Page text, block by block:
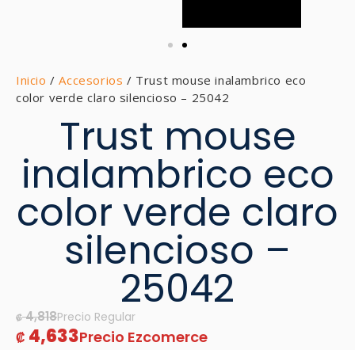
Inicio /Accesorios / Trust mouse inalambrico eco
color verde claro silencioso – 25042
Trust mouse
inalambrico eco
color verde claro
silencioso –
25042
₡4,818
₡ 4,633